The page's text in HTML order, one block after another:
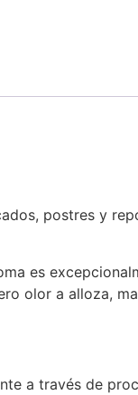
postres y
es
olor a alloza,
a través de